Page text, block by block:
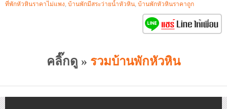
ที่พักหัวหินราคาไม่แพง, บ้านพักมีสระว่ายน้ำหัวหิน, บ้านพักหัวหินราคาถูก
คลิ๊กดู » รวมบ้านพักหัวหิน